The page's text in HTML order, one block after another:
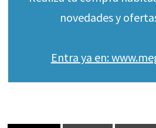
novedades y
Entra ya en: